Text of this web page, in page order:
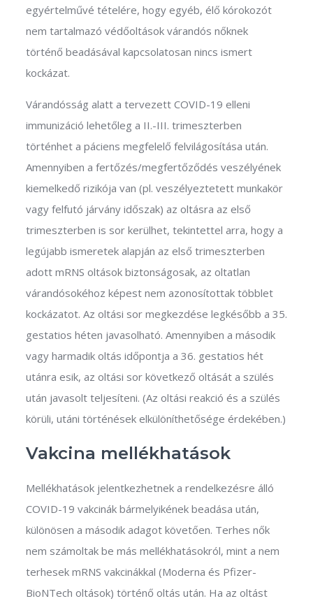
egyértelművé tételére, hogy egyéb, élő kórokozót
nem tartalmazó védőoltások várandós nőknek
történő beadásával kapcsolatosan nincs ismert
kockázat.
Várandósság alatt a tervezett COVID-19 elleni
immunizáció lehetőleg a II.-III. trimeszterben
történhet a páciens megfelelő felvilágosítása után.
Amennyiben a fertőzés/megfertőződés veszélyének
kiemelkedő rizikója van (pl. veszélyeztetett munkakör
vagy felfutó járvány időszak) az oltásra az első
trimeszterben is sor kerülhet, tekintettel arra, hogy a
legújabb ismeretek alapján az első trimeszterben
adott mRNS oltások biztonságosak, az oltatlan
várandósokéhoz képest nem azonosítottak többlet
kockázatot. Az oltási sor megkezdése legkésőbb a 35.
gestatios héten javasolható. Amennyiben a második
vagy harmadik oltás időpontja a 36. gestatios hét
utánra esik, az oltási sor következő oltását a szülés
után javasolt teljesíteni. (Az oltási reakció és a szülés
körüli, utáni történések elkülöníthetősége érdekében.)
Vakcina mellékhatások
Mellékhatások jelentkezhetnek a rendelkezésre álló
COVID-19 vakcinák bármelyikének beadása után,
különösen a második adagot követően. Terhes nők
nem számoltak be más mellékhatásokról, mint a nem
terhesek mRNS vakcinákkal (Moderna és Pfizer-
BioNTech oltások) történő oltás után. Ha az oltást